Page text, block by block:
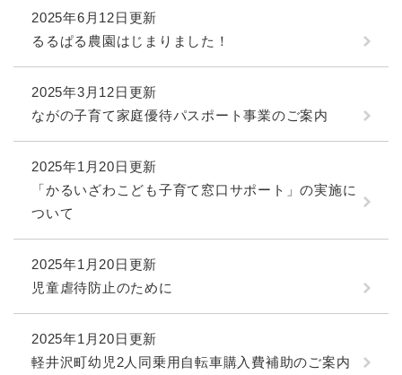
2025年6月12日更新
るるぱる農園はじまりました！
2025年3月12日更新
ながの子育て家庭優待パスポート事業のご案内
2025年1月20日更新
「かるいざわこども子育て窓口サポート」の実施に
ついて
2025年1月20日更新
児童虐待防止のために
2025年1月20日更新
軽井沢町幼児2人同乗用自転車購入費補助のご案内